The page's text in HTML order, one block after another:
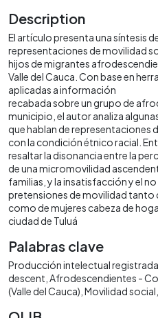
Description
El artículo presenta una síntesis
representaciones de movilidad
hijos de migrantes
Valle del Cauca. Con base en
aplicadas a información
recabada sobre un grupo de
municipio, el autor analiza
que hablan de representaciones
con la condición étnico racial.
resaltar la disonancia entre la
de una micromovilidad
familias, y la insatisfacción y el
pretensiones de movilidad tanto
como de mujeres cabeza de
ciudad de Tuluá
Palabras clave
Producción intelectual registrada
descent Afrodescendientes -
(Valle del Cauca) Movilidad social